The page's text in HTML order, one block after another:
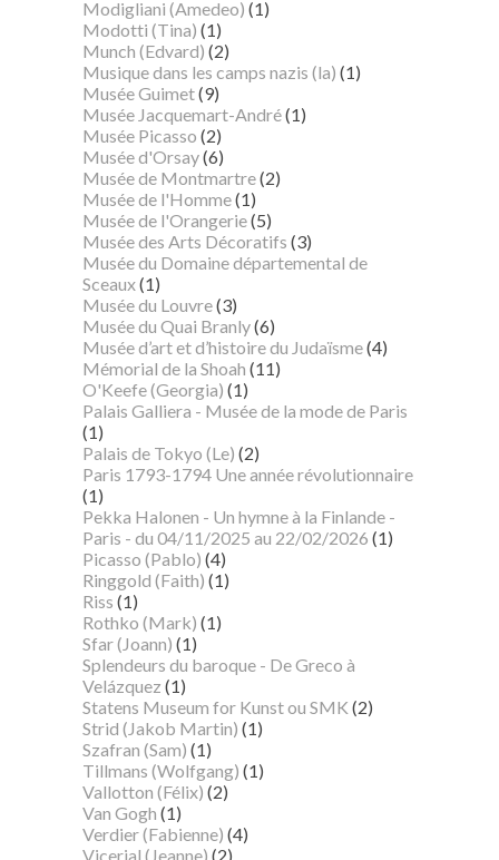
Modigliani (Amedeo) (1)
Modotti (Tina) (1)
Munch (Edvard) (2)
Musique dans les camps nazis (la) (1)
Musée Guimet(9)
Musée Jacquemart-André(1)
Musée Picasso (2)
Musée d'Orsay(6)
Musée de Montmartre(2)
Musée de l'Homme(1)
Musée de l'Orangerie(5)
Musée des Arts Décoratifs (3)
Musée du Domaine départemental de
Sceaux(1)
Musée du Louvre(3)
Musée du Quai Branly(6)
Musée d’art et d’histoire du Judaïsme(4)
Mémorial de la Shoah (11)
O'Keefe (Georgia) (1)
Palais Galliera - Musée de la mode de Paris
(1)
Palais de Tokyo (Le) (2)
Paris 1793-1794 Une année révolutionnaire
(1)
Pekka Halonen - Un hymne à la Finlande -
Paris - du 04/11/2025 au 22/02/2026 (1)
Picasso (Pablo) (4)
Ringgold (Faith) (1)
Riss (1)
Rothko (Mark) (1)
Sfar (Joann) (1)
Splendeurs du baroque - De Greco à
Velázquez (1)
Statens Museum for Kunst ou SMK (2)
Strid (Jakob Martin) (1)
Szafran (Sam) (1)
Tillmans (Wolfgang) (1)
Vallotton (Félix) (2)
Van Gogh (1)
Verdier (Fabienne) (4)
Vicerial (Jeanne) (2)